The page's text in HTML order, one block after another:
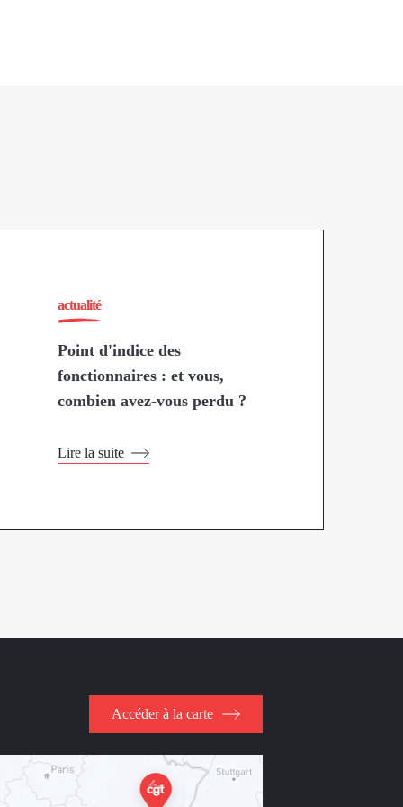
actualité
Point d'indice des
fonctionnaires : et vous,
combien avez-vous perdu ?
Lire la suite
Accéder à la carte